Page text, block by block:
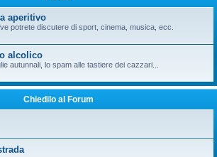
aperitivo
potrete discutere di sport, cinema, musica, ecc.
alcolico
autunnali, lo spam alle tastiere dei cazzari...
Chiedilo al Forum